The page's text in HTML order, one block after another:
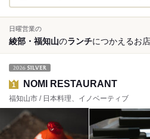
日曜営業の
綾部・福知山のランチにつかえるお店
1 NOMI RESTAURANT
福知山市 / 日本料理、イノベーティブ